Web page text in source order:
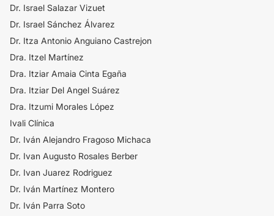
Dr. Israel Salazar Vizuet
Dr. Israel Sánchez Álvarez
Dr. Itza Antonio Anguiano Castrejon
Dra. Itzel Martínez
Dra. Itziar Amaia Cinta Egaña
Dra. Itziar Del Angel Suárez
Dra. Itzumi Morales López
Ivali Clínica
Dr. Iván Alejandro Fragoso Michaca
Dr. Ivan Augusto Rosales Berber
Dr. Ivan Juarez Rodriguez
Dr. Iván Martínez Montero
Dr. Iván Parra Soto